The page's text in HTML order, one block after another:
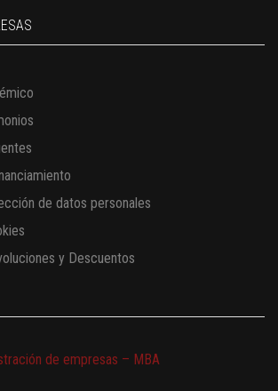
de datos personales
y Descuentos
familiares
de empresas – MBA